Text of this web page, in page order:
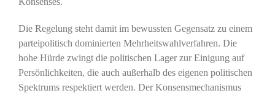
Die Regelung steht damit im bewussten Gegensatz zu einem
parteipolitisch dominierten Mehrheitswahlverfahren. Die
hohe Hürde zwingt die politischen Lager zur Einigung auf
Persönlichkeiten, die auch außerhalb des eigenen politischen
Spektrums respektiert werden. Der Konsensmechanismus